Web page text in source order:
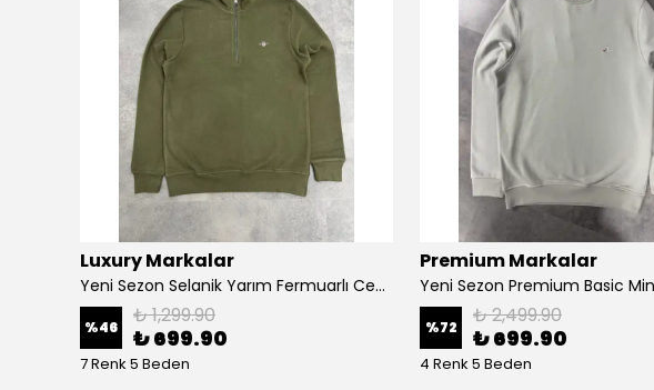
Luxury Markalar
Yeni Sezon Selanik Yarım Fermuarlı Ceast Logo Sweatshirt
%46 ₺ 1,299.90
₺ 699.90
7 Renk 5 Beden
Premium Markalar
%72 ₺ 2,499.90
₺ 699.90
4 Renk 5 Beden